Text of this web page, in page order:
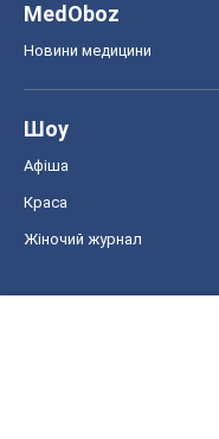
MedOboz
Новини медицини
Шоу
Афіша
Краса
Жіночий журнал